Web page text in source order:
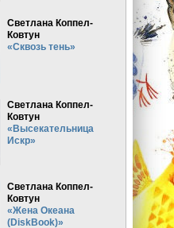
Светлана Коппел-
Ковтун
«Сквозь тень»
Светлана Коппел-
Ковтун
«Высекательница
Искр»
Светлана Коппел-
Ковтун
«Жена Океана
(DiskBook)»